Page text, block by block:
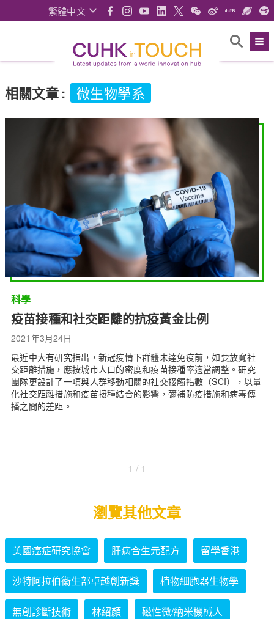
繁體中文
相關文章: 微生物學系
科學
疫苗接種和社交距離的抗疫黃金比例
2021年3月24日
最近中大有研究指出，新冠疫情下群體未達免疫前，如要放寬社
交距離措施，應按城市人口的密度和疫苗接種率適當調整。研究
團隊更設計了一項與人群移動相關的社交接觸指數（SCI），以量
化社交距離措施和疫苗接種結合的影響，彌補防疫措施和病毒傳
播之間的差距。
1 / 1
瀏覽其他文章
美國癌症研究協會 肝病合生元配方 留學香港
沙特阿拉伯衞生部卓越創新獎 植物細胞器生物學
無創診斷技術 林紹顏 磁性微/納米機械人